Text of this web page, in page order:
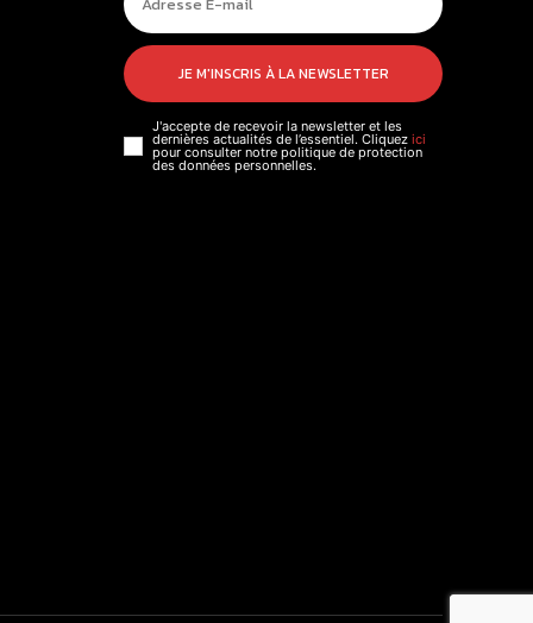
JE M'INSCRIS À LA NEWSLETTER
J'accepte de recevoir la newsletter et les
dernières actualités de l’essentiel. Cliquez ici
pour consulter notre politique de protection
des données personnelles.